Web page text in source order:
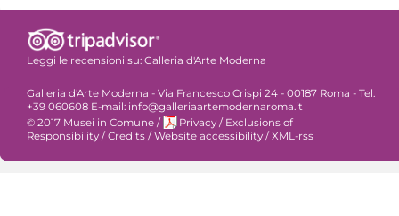
Leggi le recensioni su: Galleria d'Arte Moderna
Galleria d'Arte Moderna - Via Francesco Crispi 24 - 00187 Roma - Tel.
+39 060608 E-mail: info@galleriaartemodernaroma.it
© 2017 Musei in Comune / Privacy / Exclusions of
Responsibility / Credits / Website accessibility / XML-rss